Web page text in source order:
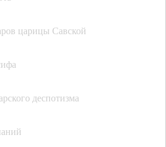
царицы Савской
деспотизма